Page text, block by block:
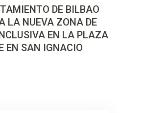
DE BILBAO
LA NUEVA ZONA DE
EN LA PLAZA
EN SAN IGNACIO